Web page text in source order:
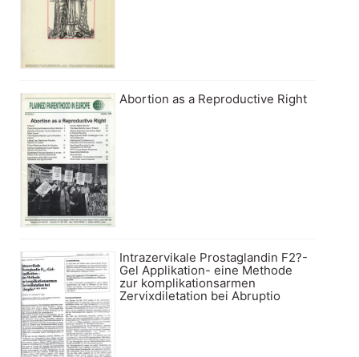
Abortion as a Reproductive Right
Intrazervikale Prostaglandin F2?-
Gel Applikation- eine Methode
zur komplikationsarmen
Zervixdiletation bei Abruptio